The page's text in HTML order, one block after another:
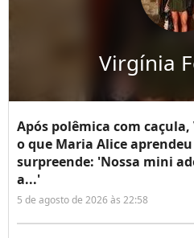
Virgínia
Após polêmica com
o que Maria Alice aprendeu
surpreende: 'Nossa mini
a...'
5 de agosto de 2026 às 22:58